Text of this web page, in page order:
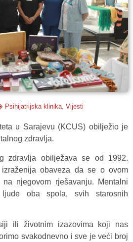
Psihijatrijska klinika, Vijesti
u Sarajevu (KCUS) obilježio je
zdravlja.
zdravlja obilježava se od 1992.
obaveza da se o ovom
njegovom rješavanju. Mentalni
ljude oba spola, svih starosnih
ili životnim izazovima koji nas
svakodnevno i sve je veći broj